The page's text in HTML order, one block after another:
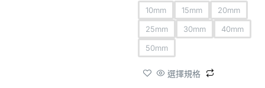
10mm 15mm
20mm
25mm
30mm
40mm
50mm
選擇規格